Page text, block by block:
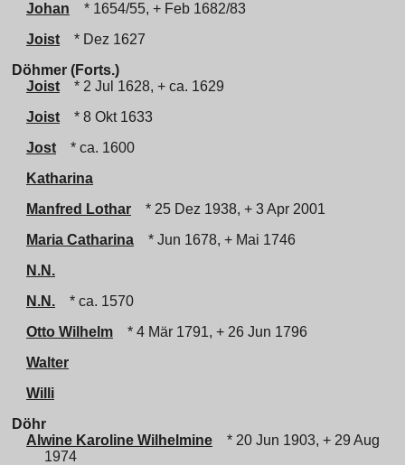
Johan
* 1654/55, + Feb 1682/83
Joist
* Dez 1627
Döhmer (Forts.)
Joist
* 2 Jul 1628, + ca. 1629
Joist
* 8 Okt 1633
Jost
* ca. 1600
Katharina
Manfred Lothar
* 25 Dez 1938, + 3 Apr 2001
Maria Catharina
* Jun 1678, + Mai 1746
N.N.
N.N.
* ca. 1570
Otto Wilhelm
* 4 Mär 1791, + 26 Jun 1796
Walter
Willi
Döhr
Alwine Karoline Wilhelmine
* 20 Jun 1903, + 29 Aug
1974